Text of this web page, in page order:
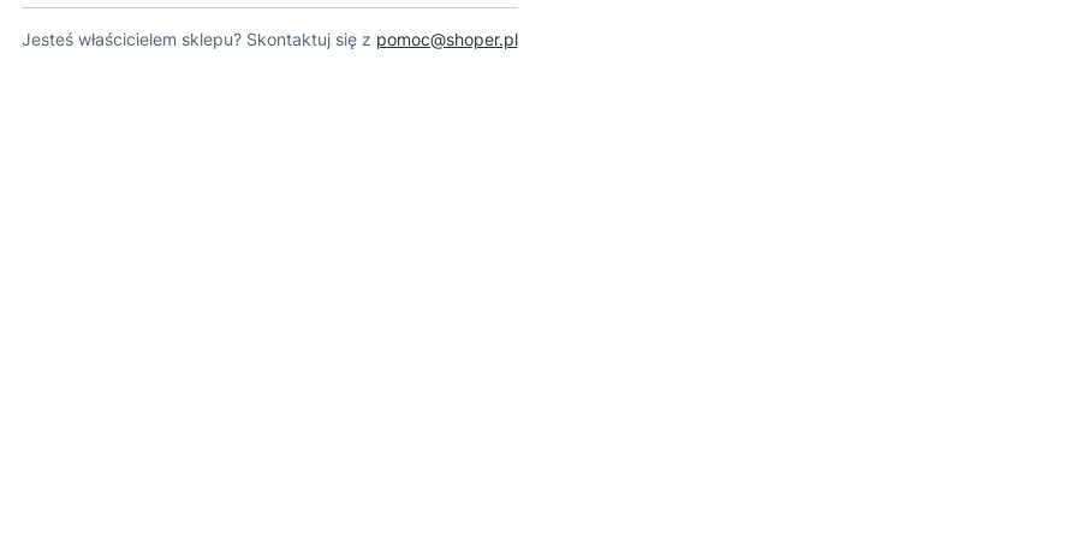
Jesteś właścicielem sklepu? Skontaktuj się z pomoc@shoper.pl